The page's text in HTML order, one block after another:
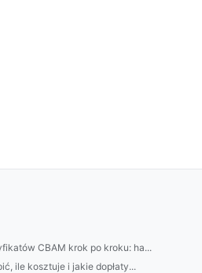
CBAM krok po kroku: ha...
ile kosztuje i jakie dopłaty...